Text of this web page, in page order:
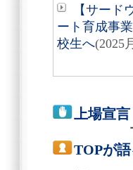
【サー
ート育成事
校生へ(2025
上場宣言
TOPが